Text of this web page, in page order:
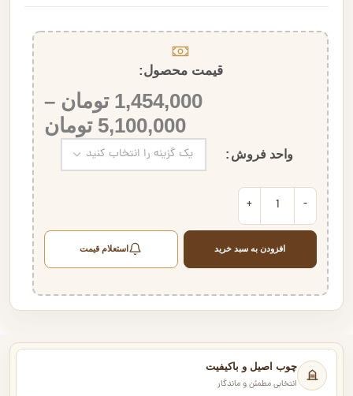
قیمت محصول:​
1,454,000 تومان –
5,100,000 تومان
واحد فروش
افزودن به سبد خرید استعلام قیمت
چوب اصیل و باکیفیت
انتخابی مطمئن و ماندگار